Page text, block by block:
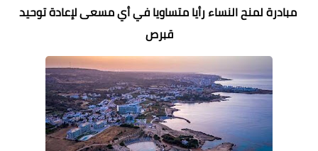
مبادرة لمنح النساء رأيا متساويا في أي مسعى لإعادة توحيد
قبرص